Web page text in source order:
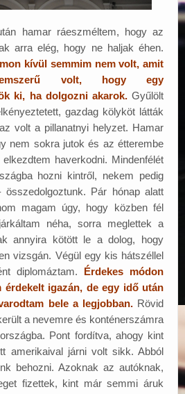
hamar ráeszméltem, hogy az
arra elég, hogy ne haljak éhen.
kívül semmim nem volt, amit
volt, hogy egy
ki, ha dolgozni akarok. Gyűlölt
gazdag kölyköt látták
volt a pillanatnyi helyzet. Hamar
nem sokra jutok és az étterembe
haverkodni. Mindenfélét
hozni kintről, nekem pedig
Pár hónap alatt
magam úgy, hogy közben fél
néha, sorra meglettek a
annyira kötött le a dolog, hogy
vizsgán. Végül egy kis hátszéllel
diplomáztam. Érdekes módon
érdekelt igazán, de egy idő után
bele a legjobban.Rövid
a nevemre és konténerszámra
Pont fordítva, ahogy kint
amerikaival járni volt sikk. Abból
behozni. Azoknak az autóknak,
fizettek, kint már semmi áruk